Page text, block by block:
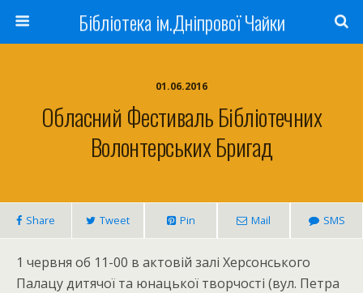
Бібліотека ім.Дніпрової Чайки
01.06.2016
Обласний Фестиваль Бібліотечних
Волонтерських Бригад
Share Tweet Pin Mail SMS
1 червня об 11-00 в актовій залі Херсонського
Палацу дитячої та юнацької творчості (вул. Петра